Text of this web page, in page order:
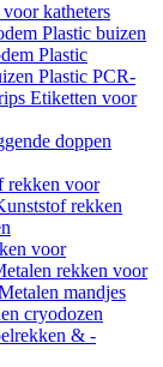
katheters
Plastic buizen
Plastic
Plastic PCR-
Etiketten voor
doppen
rekken voor
rekken
voor
rekken voor
mandjes
cryodozen
& -